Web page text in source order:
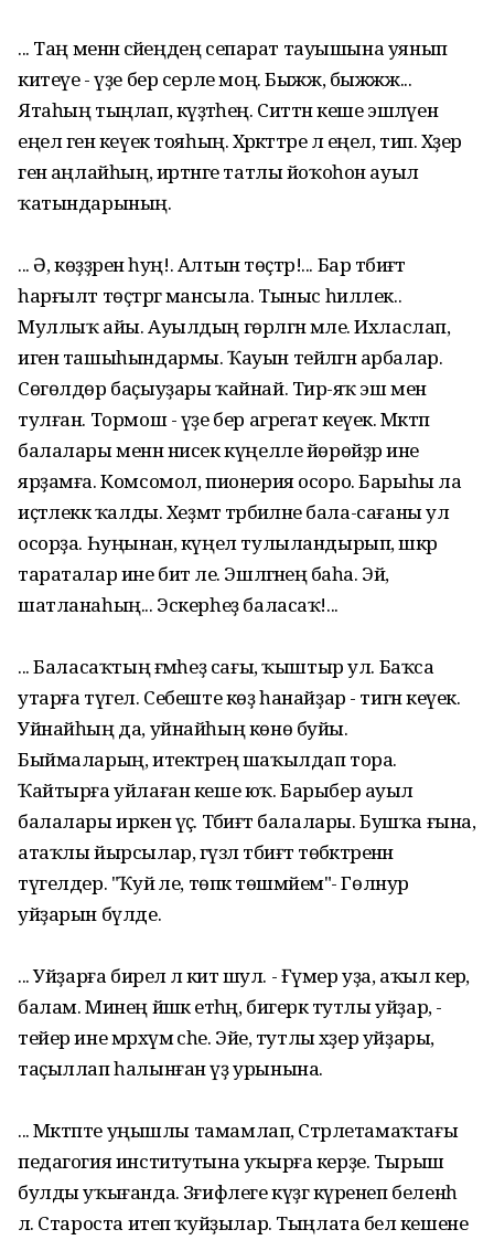
... Таң менән әсәйеңдең сепарат тауышына уянып
китеүе - үҙе бер серле моң. Быжж, быжжж...
Ятаһың тыңлап, күҙәтәһең. Ситтән кеше эшләүен
еңел генә кеүек тояһың. Хәрәкәттәре лә еңел, тип. Хәҙер
генә аңлайһың, иртәнге татлы йоҡоһон ауыл
ҡатындарының.
... Ә, көҙҙәрен һуң!. Алтын төҫтәр!... Бар тәбиғәт
һарғылт төҫтәргә мансыла. Тыныс һиллек..
Муллыҡ айы. Ауылдың гөрләгән мәле. Ихласлап,
иген ташыһындармы. Ҡауын тейәлгән арбалар.
Сөгөлдөр баҫыуҙары ҡайнай. Тирә-яҡ эш менә
тулған. Тормош - үҙе бер агрегат кеүек. Мәктәп
балалары менән нисек күңелле йөрөйҙәр ине ә
ярҙамға. Комсомол, пионерия осоро. Барыһы ла
иҫтәлеккә ҡалды. Хеҙмәт тәрбиәләне бала-сағаны ул
осорҙа. Һуңынан, күңел тулыландырып, шәкәр
тараталар ине бит әле. Эшләгәнеңә баһа. Эй,
шатланаһың... Эскерһеҙ баласаҡ!...
... Баласаҡтың ғәмһеҙ сағы, ҡыштыр ул. Баҡса
утарға түгел. Себеште көҙ һанайҙар - тигән кеүек.
Уйнайһың да, уйнайһың көнө буйы.
Быймаларың, итектәрең шаҡылдап тора.
Ҡайтырға уйлаған кеше юҡ. Барыбер ауыл
балалары иркен үҫә. Тәбиғәт балалары. Бушҡа ғына,
атаҡлы йырсылар, гүзәл тәбиғәт төбәктәренән
түгелдер. "Ҡуй әле, төпкә төшмәйем"- Гөлнур
уйҙарын бүлде.
... Уйҙарға бирелә лә китә шул. - Ғүмер уҙа, аҡыл керә,
балам. Минең йәшкә етһәң, бигерәк тутлы уйҙар, -
тейер ине мәрхүм әсәһе. Эйе, тутлы хәҙер уйҙары,
таҫыллап һалынған үҙ урынына.
... Мәктәпте уңышлы тамамлап, Стәрлетамаҡтағы
педагогия институтына уҡырға керҙе. Тырыш
булды уҡығанда. Зәғифлеге күҙгә күренеп беленһә
лә. Староста итеп ҡуйҙылар. Тыңлата белә кешене